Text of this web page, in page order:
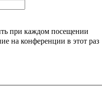
при каждом посещении
на конференции в этот раз